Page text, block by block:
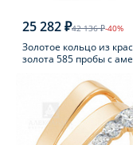
25 282 ₽42 136 ₽-40%
Золотое кольцо из
золота 585 пробы с